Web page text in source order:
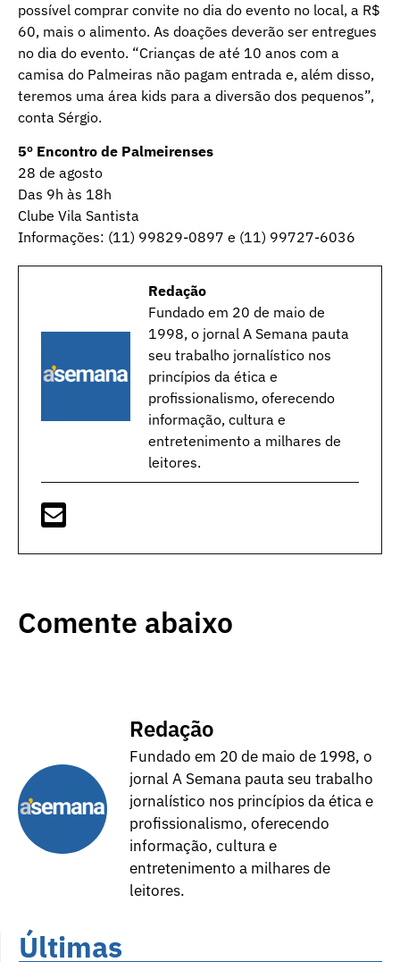
possível comprar convite no dia do evento no local, a R$
60, mais o alimento. As doações deverão ser entregues
no dia do evento. “Crianças de até 10 anos com a
camisa do Palmeiras não pagam entrada e, além disso,
teremos uma área kids para a diversão dos pequenos”,
conta Sérgio.
5º Encontro de Palmeirenses
28 de agosto
Das 9h às 18h
Clube Vila Santista
Informações: (11) 99829-0897 e (11) 99727-6036
Redação
Fundado em 20 de maio de
1998, o jornal A Semana pauta
seu trabalho jornalístico nos
princípios da ética e
profissionalismo, oferecendo
informação, cultura e
entretenimento a milhares de
leitores.
Comente abaixo
Redação
Fundado em 20 de maio de 1998, o
jornal A Semana pauta seu trabalho
jornalístico nos princípios da ética e
profissionalismo, oferecendo
informação, cultura e
entretenimento a milhares de
leitores.
Últimas